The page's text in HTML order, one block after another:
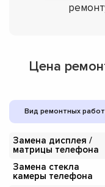
Цена
Вид ремонтных
Замена дисплея /
матрицы телефона
Замена стекла
камеры телефона